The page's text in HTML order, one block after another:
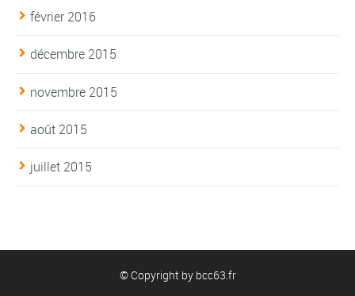
février 2016
décembre 2015
novembre 2015
août 2015
juillet 2015
© Copyright by bcc63.fr